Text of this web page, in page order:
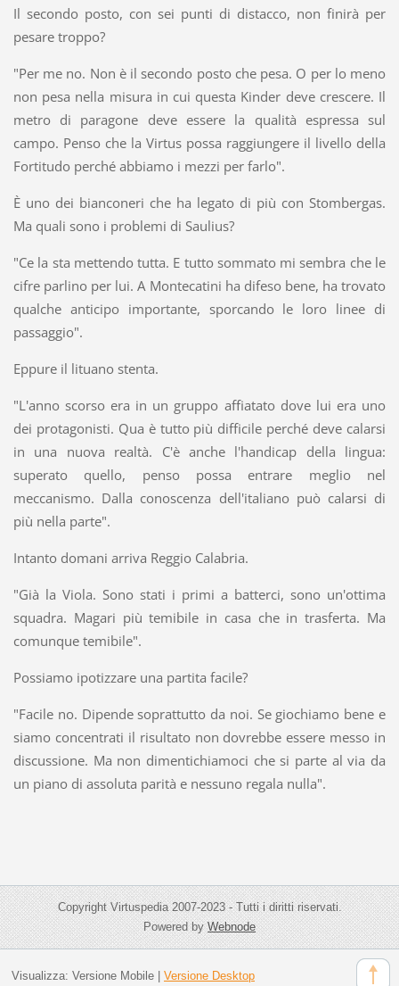
Il secondo posto, con sei punti di distacco, non finirà per
pesare troppo?
"Per me no. Non è il secondo posto che pesa. O per lo meno
non pesa nella misura in cui questa Kinder deve crescere. Il
metro di paragone deve essere la qualità espressa sul
campo. Penso che la Virtus possa raggiungere il livello della
Fortitudo perché abbiamo i mezzi per farlo".
È uno dei bianconeri che ha legato di più con Stombergas.
Ma quali sono i problemi di Saulius?
"Ce la sta mettendo tutta. E tutto sommato mi sembra che le
cifre parlino per lui. A Montecatini ha difeso bene, ha trovato
qualche anticipo importante, sporcando le loro linee di
passaggio".
Eppure il lituano stenta.
"L'anno scorso era in un gruppo affiatato dove lui era uno
dei protagonisti. Qua è tutto più difficile perché deve calarsi
in una nuova realtà. C'è anche l'handicap della lingua:
superato quello, penso possa entrare meglio nel
meccanismo. Dalla conoscenza dell'italiano può calarsi di
più nella parte".
Intanto domani arriva Reggio Calabria.
"Già la Viola. Sono stati i primi a batterci, sono un'ottima
squadra. Magari più temibile in casa che in trasferta. Ma
comunque temibile".
Possiamo ipotizzare una partita facile?
"Facile no. Dipende soprattutto da noi. Se giochiamo bene e
siamo concentrati il risultato non dovrebbe essere messo in
discussione. Ma non dimentichiamoci che si parte al via da
un piano di assoluta parità e nessuno regala nulla".
Copyright Virtuspedia 2007-2023 - Tutti i diritti riservati.
Powered byWebnode
Visualizza: Versione Mobile| Versione Desktop